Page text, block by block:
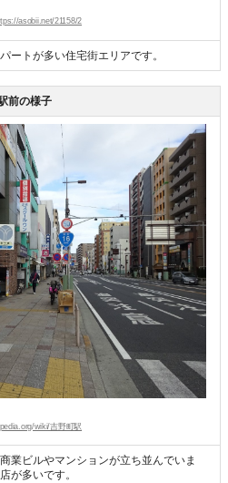
asobii.net/21158/2
ートが多い住宅街エリアです。
前の様子
wiki/吉野町駅
業ビルやマンションが立ち並んでいま
が多いです。